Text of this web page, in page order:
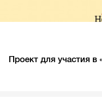
Проект для участия в